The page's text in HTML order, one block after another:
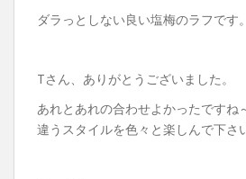
ダラっとしない良い塩梅のラフです。
Tさん、ありがとうございました。
あれとあれの合わせよかったですね
違うスタイルを色々と楽しんで下さ